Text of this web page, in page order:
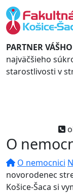
PARTNER
najväčšieho
starostlivosti v
O
O nemocnici
novorodenec
Košice-Šaca si